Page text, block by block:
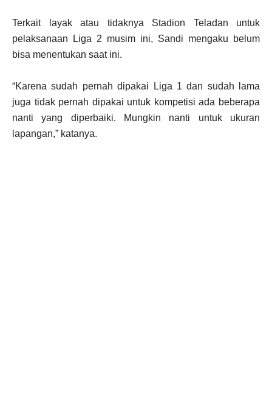
Terkait layak atau tidaknya Stadion Teladan untuk
pelaksanaan Liga 2 musim ini, Sandi mengaku belum
bisa menentukan saat ini.
“Karena sudah pernah dipakai Liga 1 dan sudah lama
juga tidak pernah dipakai untuk kompetisi ada beberapa
nanti yang diperbaiki. Mungkin nanti untuk ukuran
lapangan,” katanya.